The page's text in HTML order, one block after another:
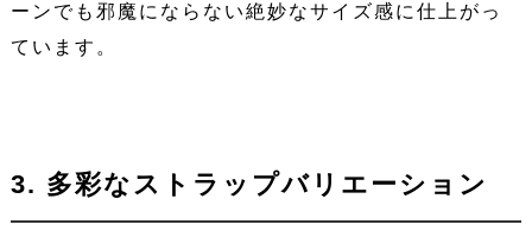
ーンでも邪魔にならない絶妙なサイズ感に仕上がっ
ています。
3. 多彩なストラップバリエーション